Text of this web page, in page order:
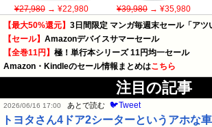
¥27,980→ ¥22,980 ¥39,980→ ¥35,980
【最大50%還元】 3日間限定 マンガ毎週末セール「アツ
【セール】 Amazonデバイスサマーセール
【全巻11円】 極！単行本シリーズ 11円均一セール
Amazon・Kindleのセール情報まとめはこちら
注目の記事
2026/06/16 17:00 あとで読む 🐦Tweet
トヨタさん4ドア2シーターというアホな